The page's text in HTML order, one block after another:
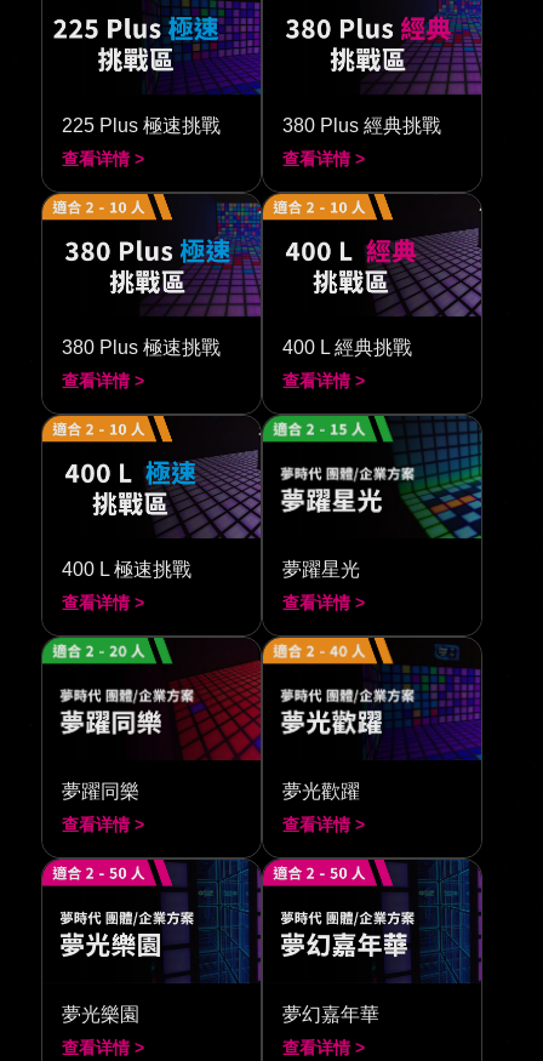
225 Plus 極速挑戰
查看详情 >
380 Plus 經典挑戰
查看详情 >
380 Plus 極速挑戰
查看详情 >
400 L 經典挑戰
查看详情 >
400 L 極速挑戰
查看详情 >
夢躍星光
查看详情 >
夢躍同樂
查看详情 >
夢光歡躍
查看详情 >
夢光樂園
查看详情 >
夢幻嘉年華
查看详情 >